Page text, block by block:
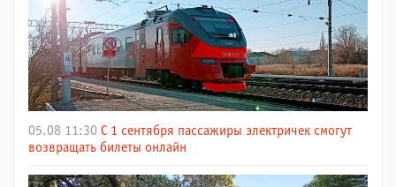
05.08 11:30 С 1 сентября пассажиры электричек смогут
возвращать билеты онлайн